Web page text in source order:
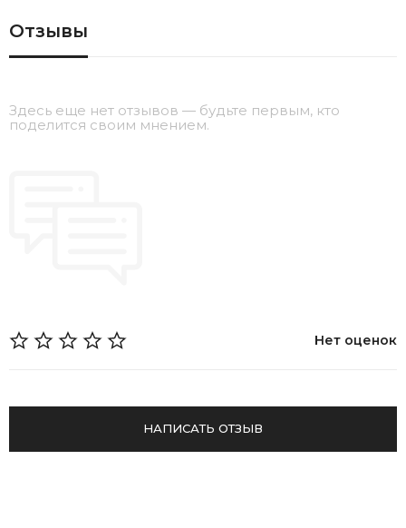
Отзывы
Здесь еще нет отзывов — будьте первым, кто
поделится своим мнением.
Нет оценок
НАПИСАТЬ ОТЗЫВ